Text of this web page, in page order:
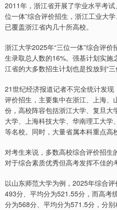
2011年，浙江省开展了学业水平考
位一体”综合评价招生，浙江工业大
已覆盖浙江省内几十所高校。
浙江大学2025年“三位一体”综合评
生录取总人数的16%。强基计划实施
江省的大多数招生计划也是投放到“三
21世纪经济报道记者不完全统计发
评价招生，主要集中在浙江、上海、
份，高校阵容包括浙江大学、复旦大
大学、上海科技大学、华南理工大
等名校。同时，大量省属本科重点高
对考生来说，多数高校综合评价招生
对于综合素质优秀但高考发挥不佳的
以山东师范大学为例，2025年综合
493分、平均分为521.55分，而高考
分为568分、平均分为571.5分，分别